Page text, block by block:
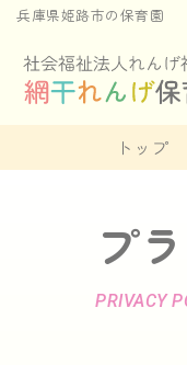
コ
ン
兵庫県姫路市の保育園
トップ
プ
PRIVACY